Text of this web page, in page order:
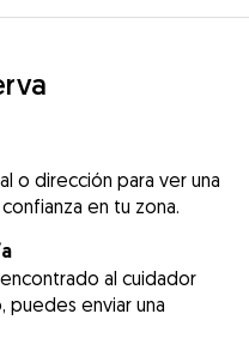
o dirección para ver una
en tu zona.
al cuidador
enviar una